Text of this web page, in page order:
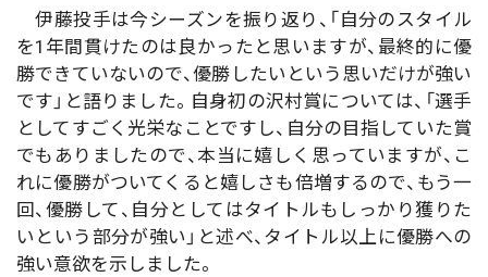
伊藤投手は今シーズンを振り返り、「自分のスタイル
を1年間貫けたのは良かったと思いますが、最終的に優
勝できていないので、優勝したいという思いだけが強い
です」と語りました。自身初の沢村賞については、「選手
としてすごく光栄なことですし、自分の目指していた賞
でもありましたので、本当に嬉しく思っていますが、こ
れに優勝がついてくると嬉しさも倍増するので、もう一
回、優勝して、自分としてはタイトルもしっかり獲りた
いという部分が強い」と述べ、タイトル以上に優勝への
強い意欲を示しました。